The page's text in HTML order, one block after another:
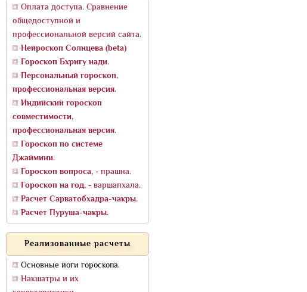
Оплата доступа. Сравнение
общедоступной и
профессиональной версий сайта.
Нейроскоп Солнцева (beta)
Гороскоп Бхригу нади.
Персональный гороскоп,
профессиональная версия.
Индийский гороскоп
совместимости,
профессиональная версия.
Гороскоп по системе
Джаймини.
Гороскоп вопроса, - прашна.
Гороскоп на год, - варшапхала.
Расчет Сарватобхадра-чакры.
Расчет Пуруша-чакры.
Реализованные расчеты
Основные йоги гороскопа.
Накшатры и их